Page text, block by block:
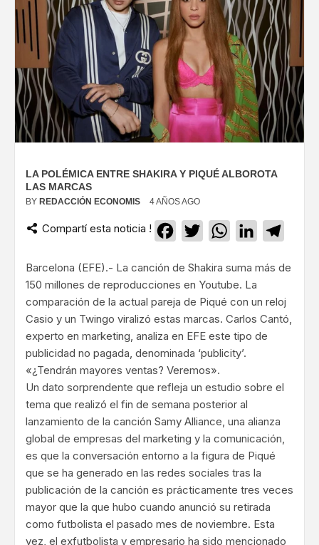
LA POLÉMICA ENTRE SHAKIRA Y PIQUÉ ALBOROTA
LAS MARCAS
BY REDACCIÓN ECONOMIS 4 AÑOS AGO
Compartí esta noticia ! Facebook
TwitterWhatsApp
LinkedIn
Barcelona (EFE).- La canción de Shakira suma más de
150 millones de reproducciones en Youtube. La
comparación de la actual pareja de Piqué con un reloj
Casio y un Twingo viralizó estas marcas. Carlos Cantó,
experto en marketing, analiza en EFE este tipo de
publicidad no pagada, denominada ‘publicity’.
«¿Tendrán mayores ventas? Veremos».
Un dato sorprendente que refleja un estudio sobre el
tema que realizó el fin de semana posterior al
lanzamiento de la canción Samy Alliance, una alianza
global de empresas del marketing y la comunicación,
es que la conversación entorno a la figura de Piqué
que se ha generado en las redes sociales tras la
publicación de la canción es prácticamente tres veces
mayor que la que hubo cuando anunció su retirada
como futbolista el pasado mes de noviembre. Esta
vez, el exfutbolista y empresario ha sido mencionado